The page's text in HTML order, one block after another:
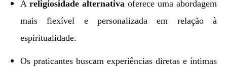
A religiosidade alternativa oferece uma abordagem
mais flexível e personalizada em relação à
espiritualidade.
Os praticantes buscam experiências diretas e íntimas